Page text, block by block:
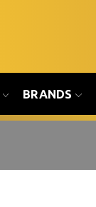
BRANDS